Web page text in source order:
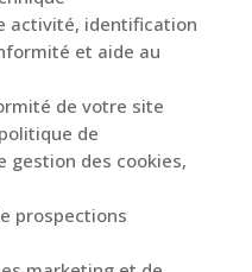
activité, identification
et aide au
de votre site
de
gestion des cookies,
prospections